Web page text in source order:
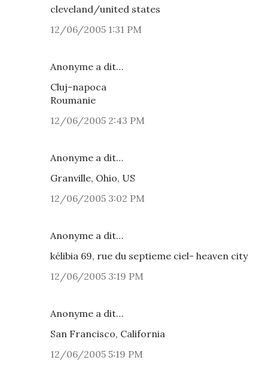
cleveland/united states
12/06/2005 1:31 PM
Anonyme a dit…
Cluj-napoca
Roumanie
12/06/2005 2:43 PM
Anonyme a dit…
Granville, Ohio, US
12/06/2005 3:02 PM
Anonyme a dit…
kélibia 69, rue du septieme ciel- heaven city
12/06/2005 3:19 PM
Anonyme a dit…
San Francisco, California
12/06/2005 5:19 PM